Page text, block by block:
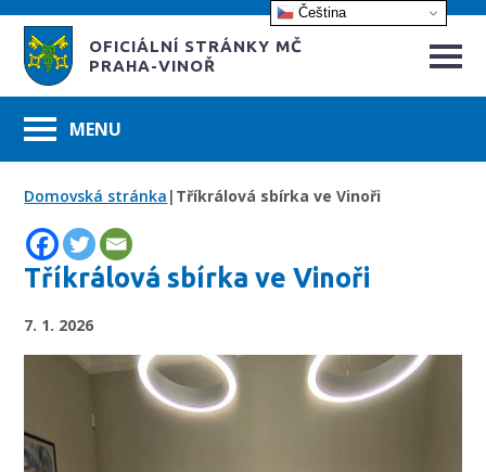
OFICIÁLNÍ STRÁNKY MČ
PRAHA-VINOŘ
Domovská stránka | Tříkrálová sbírka ve Vinoři
Tříkrálová sbírka ve Vinoři
7. 1. 2026
Čeština‎